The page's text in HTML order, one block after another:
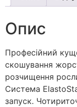
Опис
Професійний
скошування
розчищення
Система
запуск.